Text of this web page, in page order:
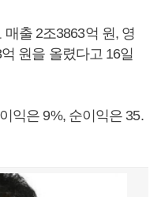
출 2조3863억 원, 영
원을 올렸다고 16일
익은 9%, 순이익은 35.